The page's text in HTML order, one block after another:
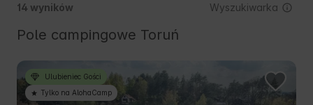
14 wyników Wyszukiwarka
Pole campingowe Toruń
Ulubieniec Gości
Tylko na AlohaCamp